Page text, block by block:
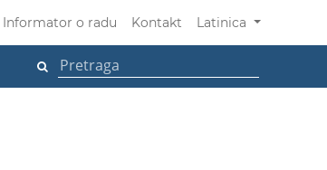
Informator o radu Kontakt Latinica